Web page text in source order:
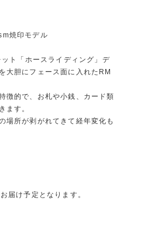
焼印モデル
ト「ホースライディング」デ
大胆にフェース面に入れたRM
徴的で、お札や小銭、カード類
ます。
場所が剥がれてきて経年変化も
届け予定となります。